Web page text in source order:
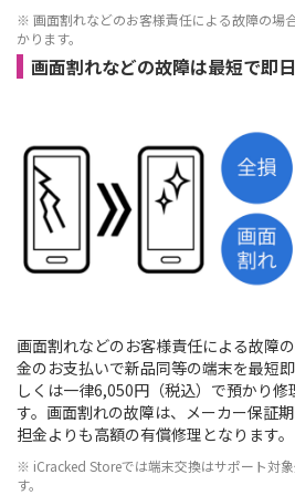
※ 画面割れなどのお客様責任による故障の場
かります。
画面割れなどの故障は最短で即
画面割れなどのお客様責任による故障
金のお支払いで新品同等の端末を最短
しくは一律6,050円（税込）で預かり修
す。画面割れの故障は、メーカー保証
担金よりも高額の有償修理となります。
※ iCracked Storeでは端末交換はサポート対
す。